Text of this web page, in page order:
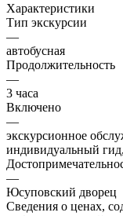
Характеристики
Тип экскурсии
—
автобусная
Продолжительность
—
3 часа
Включено
—
экскурсионное
индивидуальный
—
Юсуповский дворец
Сведения о ценах,